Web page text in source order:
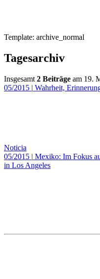
Template: archive_normal
Tagesarchiv
Insgesamt 2 Beiträge am 19.
05/2015 | Wahrheit,
Noticia
05/2015 | Mexiko: Im Fokus
in Los Angeles